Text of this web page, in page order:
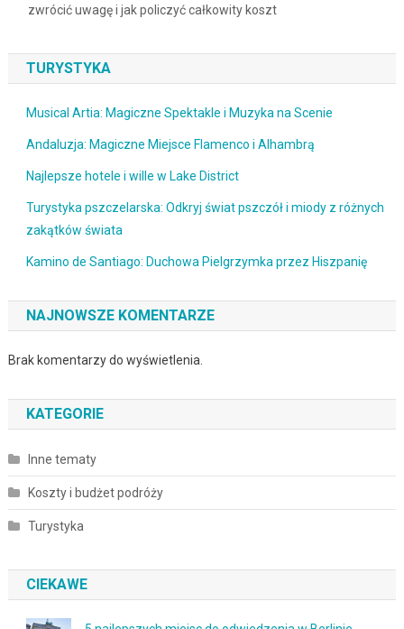
zwrócić uwagę i jak policzyć całkowity koszt
TURYSTYKA
Musical Artia: Magiczne Spektakle i Muzyka na Scenie
Andaluzja: Magiczne Miejsce Flamenco i Alhambrą
Najlepsze hotele i wille w Lake District
Turystyka pszczelarska: Odkryj świat pszczół i miody z różnych
zakątków świata
Kamino de Santiago: Duchowa Pielgrzymka przez Hiszpanię
NAJNOWSZE KOMENTARZE
Brak komentarzy do wyświetlenia.
KATEGORIE
Inne tematy
Koszty i budżet podróży
Turystyka
CIEKAWE